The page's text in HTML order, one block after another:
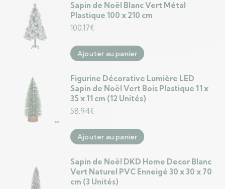
Sapin de Noël Blanc Vert Métal
Plastique 100 x 210 cm
100.17€
Ajouter au panier
Figurine Décorative Lumière LED
Sapin de Noël Vert Bois Plastique 11 x
35 x 11 cm (12 Unités)
58.94€
Ajouter au panier
Sapin de Noël DKD Home Decor Blanc
Vert Naturel PVC Enneigé 30 x 30 x 70
cm (3 Unités)